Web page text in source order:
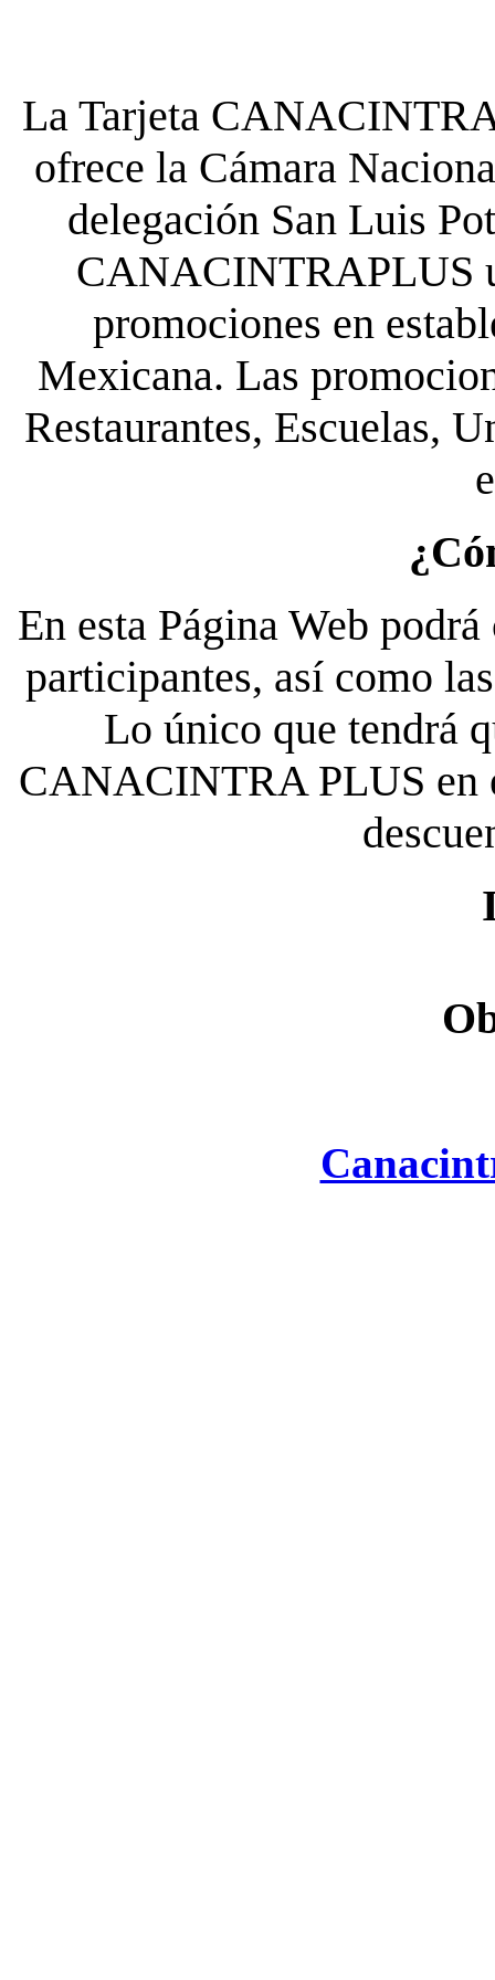
La Tarjeta
ofrece la Cámara
delegación San Luis
CANACINTRAPLUS
promociones en
Mexicana. Las
Restaurantes, Escuelas,
En esta Página Web
participantes, así como
Lo único que tendrá
CANACINTRA PLUS en